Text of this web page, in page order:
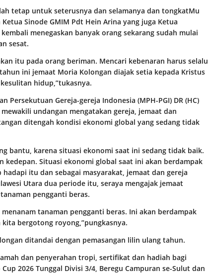
tetap untuk seterusnya dan selamanya dan tongkatMu
Sinode GMIM Pdt Hein Arina yang juga Ketua
menegaskan banyak orang sekarang sudah mulai
sesat.
itu pada orang beriman. Mencari kebenaran harus selalu
ini jemaat Moria Kolongan diajak setia kepada Kristus
hidup,”tukasnya.
Persekutuan Gereja-gereja Indonesia (MPH-PGI) DR (HC)
undangan mengatakan gereja, jemaat dan
ditengah kondisi ekonomi global yang sedang tidak
bantu, karena situasi ekonomi saat ini sedang tidak baik.
kedepan. Situasi ekonomi global saat ini akan berdampak
itu dan sebagai masyarakat, jemaat dan gereja
Utara dua periode itu, seraya mengajak jemaat
pengganti beras.
tanaman pengganti beras. Ini akan berdampak
bergotong royong,”pungkasnya.
ditandai dengan pemasangan lilin ulang tahun.
dan penyerahan tropi, sertifikat dan hadiah bagi
2026 Tunggal Divisi 3/4, Beregu Campuran se-Sulut dan